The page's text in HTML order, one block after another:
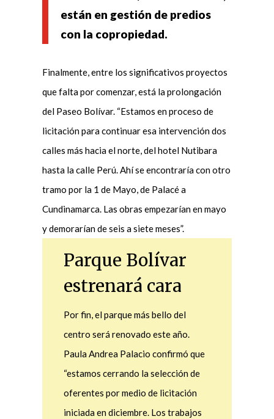
están en gestión de predios
con la copropiedad.
Finalmente, entre los significativos proyectos
que falta por comenzar, está la prolongación
del Paseo Bolívar. “Estamos en proceso de
licitación para continuar esa intervención dos
calles más hacia el norte, del hotel Nutibara
hasta la calle Perú. Ahí se encontraría con otro
tramo por la 1 de Mayo, de Palacé a
Cundinamarca. Las obras empezarían en mayo
y demorarían de seis a siete meses”.
Parque Bolívar
estrenará cara
Por fin, el parque más bello del
centro será renovado este año.
Paula Andrea Palacio confirmó que
“estamos cerrando la selección de
oferentes por medio de licitación
iniciada en diciembre. Los trabajos